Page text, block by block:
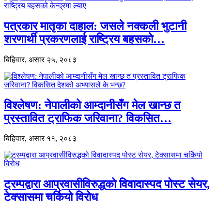
पत्रकार मातृका दाहाल: जसले नक्कली भुटानी
शरणार्थी प्रकरणलाई राष्ट्रिय बहसको…
बिहिवार, असार २५, २०८३
विश्लेषण: नेपालीको आम्दानीसँग मेल खान्छ त
प्रस्तावित ट्राफिक जरिवाना? विकसित…
बिहिवार, असार ११, २०८३
ट्रम्पद्वारा आप्रवासीविरुद्धको विवादास्पद पोस्ट सेयर,
टेक्सासमा चर्कियो विरोध